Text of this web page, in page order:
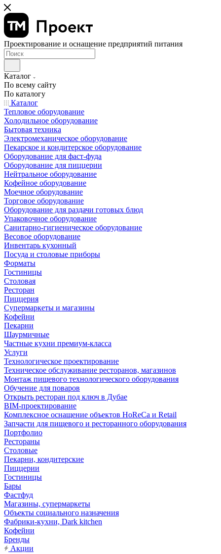
Проектирование и оснащение предприятий питания
Каталог
По всему сайту
По каталогу
Каталог
Тепловое оборудование
Холодильное оборудование
Бытовая техника
Электромеханическое оборудование
Пекарское и кондитерское оборудование
Оборудование для фаст-фуда
Оборудование для пиццерии
Нейтральное оборудование
Кофейное оборудование
Моечное оборудование
Торговое оборудование
Оборудование для раздачи готовых блюд
Упаковочное оборудование
Санитарно-гигиеническое оборудование
Весовое оборудование
Инвентарь кухонный
Посуда и столовые приборы
Форматы
Гостиницы
Столовая
Ресторан
Пиццерия
Супермаркеты и магазины
Кофейни
Пекарни
Шаурмичные
Частные кухни премиум-класса
Услуги
Технологическое проектирование
Техническое обслуживание ресторанов, магазинов
Монтаж пищевого технологического оборудования
Обучение для поваров
Открыть ресторан под ключ в Дубае
BIM-проектирование
Комплексное оснащение объектов HoReCa и Retail
Запчасти для пищевого и ресторанного оборудования
Портфолио
Рестораны
Столовые
Пекарни, кондитерские
Пиццерии
Гостиницы
Бары
Фастфуд
Магазины, супермаркеты
Объекты социального назначения
Фабрики-кухни, Dark kitchen
Кофейни
Бренды
Акции